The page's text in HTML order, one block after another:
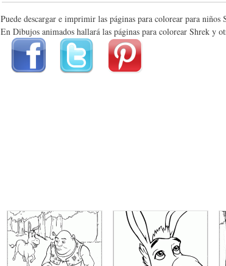
Puede descargar e imprimir las páginas para colorear para
En Dibujos animados hallará las páginas para colorear Shrek y